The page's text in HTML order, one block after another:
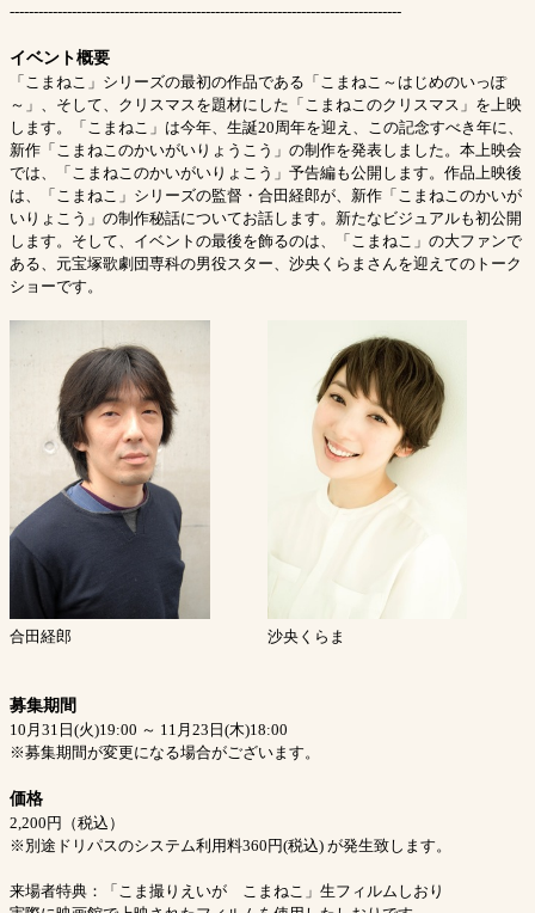
----------------------------------------------------------------------------------
イベント概要
「こまねこ」シリーズの最初の作品である「こまねこ～はじめのいっぽ
～」、そして、クリスマスを題材にした「こまねこのクリスマス」を上映
します。「こまねこ」は今年、生誕20周年を迎え、この記念すべき年に、
新作「こまねこのかいがいりょうこう」の制作を発表しました。本上映会
では、「こまねこのかいがいりょこう」予告編も公開します。作品上映後
は、「こまねこ」シリーズの監督・合田経郎が、新作「こまねこのかいが
いりょこう」の制作秘話についてお話します。新たなビジュアルも初公開
します。そして、イベントの最後を飾るのは、「こまねこ」の大ファンで
ある、元宝塚歌劇団専科の男役スター、沙央くらまさんを迎えてのトーク
ショーです。
合田経郎 沙央くらま
募集期間
10月31日(火)19:00 ～ 11月23日(木)18:00
※募集期間が変更になる場合がございます。
価格
2,200円（税込）
※別途ドリパスのシステム利用料360円(税込) が発生致します。
来場者特典：「こま撮りえいが こまねこ」生フィルムしおり